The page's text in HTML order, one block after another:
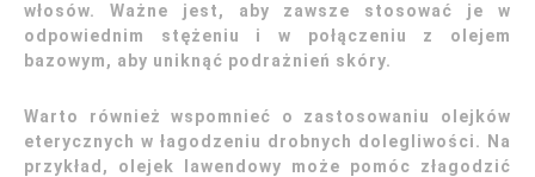
włosów. Ważne jest, aby zawsze stosować je w
odpowiednim stężeniu i w połączeniu z olejem
bazowym, aby uniknąć podrażnień skóry.
Warto również wspomnieć o zastosowaniu olejków
eterycznych w łagodzeniu drobnych dolegliwości. Na
przykład, olejek lawendowy może pomóc złagodzić